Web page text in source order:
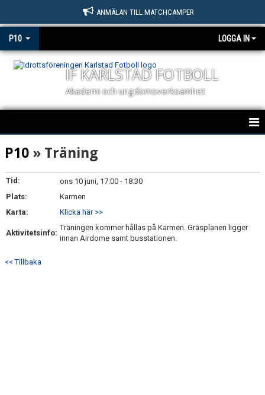
ANMÄLAN TILL MATCHCAMPER
P10 LOGGA IN
IF KARLSTAD FOTBOLL
Akademi och ungdomsverksamhet
HEM
NYHETER
KALENDER
P10 » Träning
Tid:
ons 10 juni, 17:00 - 18:30
Plats:
Karmen
Karta:
Klicka här >>
Aktivitetsinfo:
Träningen kommer hållas på Karmen. Gräsplanen ligger
innan Airdome samt busstationen.
<< Tillbaka